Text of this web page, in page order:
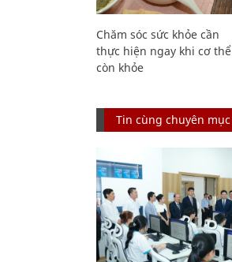
Chăm sóc sức khỏe cần
thực hiện ngay khi cơ thể
còn khỏe
Tin cùng chuyên mục